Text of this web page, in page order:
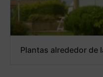
Plantas alrededor de